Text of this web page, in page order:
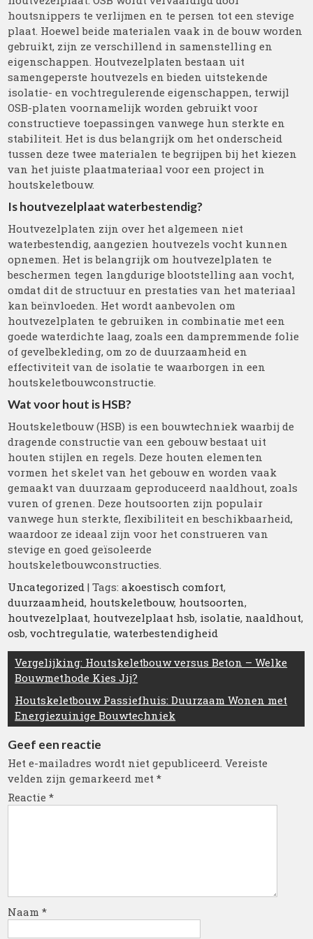
houtsnippers te verlijmen en te persen tot een stevige
plaat. Hoewel beide materialen vaak in de bouw worden
gebruikt, zijn ze verschillend in samenstelling en
eigenschappen. Houtvezelplaten bestaan uit
samengeperste houtvezels en bieden uitstekende
isolatie- en vochtregulerende eigenschappen, terwijl
OSB-platen voornamelijk worden gebruikt voor
constructieve toepassingen vanwege hun sterkte en
stabiliteit. Het is dus belangrijk om het onderscheid
tussen deze twee materialen te begrijpen bij het kiezen
van het juiste plaatmateriaal voor een project in
houtskeletbouw.
Is houtvezelplaat waterbestendig?
Houtvezelplaten zijn over het algemeen niet
waterbestendig, aangezien houtvezels vocht kunnen
opnemen. Het is belangrijk om houtvezelplaten te
beschermen tegen langdurige blootstelling aan vocht,
omdat dit de structuur en prestaties van het materiaal
kan beïnvloeden. Het wordt aanbevolen om
houtvezelplaten te gebruiken in combinatie met een
goede waterdichte laag, zoals een dampremmende folie
of gevelbekleding, om zo de duurzaamheid en
effectiviteit van de isolatie te waarborgen in een
houtskeletbouwconstructie.
Wat voor hout is HSB?
Houtskeletbouw (HSB) is een bouwtechniek waarbij de
dragende constructie van een gebouw bestaat uit
houten stijlen en regels. Deze houten elementen
vormen het skelet van het gebouw en worden vaak
gemaakt van duurzaam geproduceerd naaldhout, zoals
vuren of grenen. Deze houtsoorten zijn populair
vanwege hun sterkte, flexibiliteit en beschikbaarheid,
waardoor ze ideaal zijn voor het construeren van
stevige en goed geïsoleerde
houtskeletbouwconstructies.
Uncategorized | Tags:akoestisch comfort,
duurzaamheid, houtskeletbouw, houtsoorten,
houtvezelplaat, houtvezelplaat hsb, isolatie, naaldhout,
osb,vochtregulatie,waterbestendigheid
Berichtnavigatie
Vergelijking: Houtskeletbouw versus Beton – Welke
Bouwmethode Kies Jij?
Houtskeletbouw Passiefhuis: Duurzaam Wonen met
Energiezuinige Bouwtechniek
Geef een reactie
Het e-mailadres wordt niet gepubliceerd. Vereiste
velden zijn gemarkeerd met*
Reactie*
Naam*